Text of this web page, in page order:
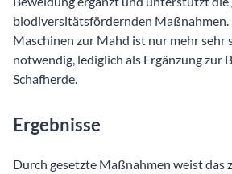
biodiversitätsfördernden Maßnahmen.
Maschinen zur Mahd ist nur mehr sehr
notwendig, lediglich als Ergänzung zur
Schafherde.
Ergebnisse
Durch gesetzte Maßnahmen weist das